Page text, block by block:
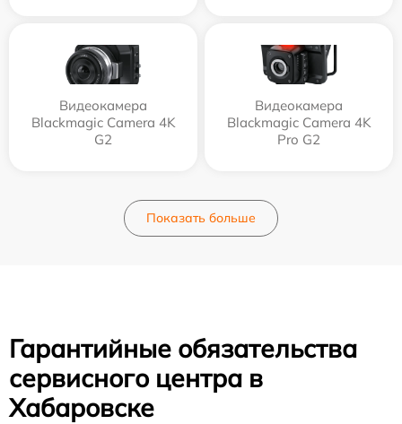
Видеокамера
Blackmagic Camera 4K
G2
Видеокамера
Blackmagic Camera 4K
Pro G2
Показать больше
Гарантийные обязательства
сервисного центра в
Хабаровске